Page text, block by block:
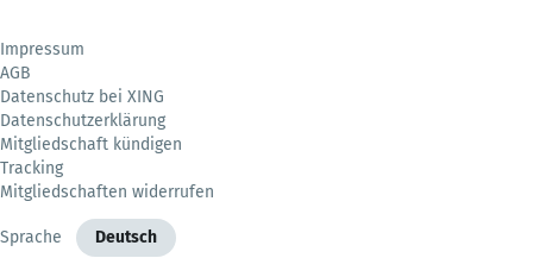
Impressum
AGB
Datenschutz bei XING
Datenschutzerklärung
Mitgliedschaft kündigen
Tracking
Mitgliedschaften widerrufen
Sprache Deutsch